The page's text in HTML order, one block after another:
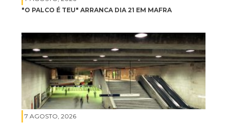
"O PALCO É TEU" ARRANCA DIA 21 EM MAFRA
7 AGOSTO, 2026